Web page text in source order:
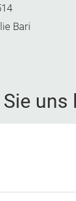
Bari
uns